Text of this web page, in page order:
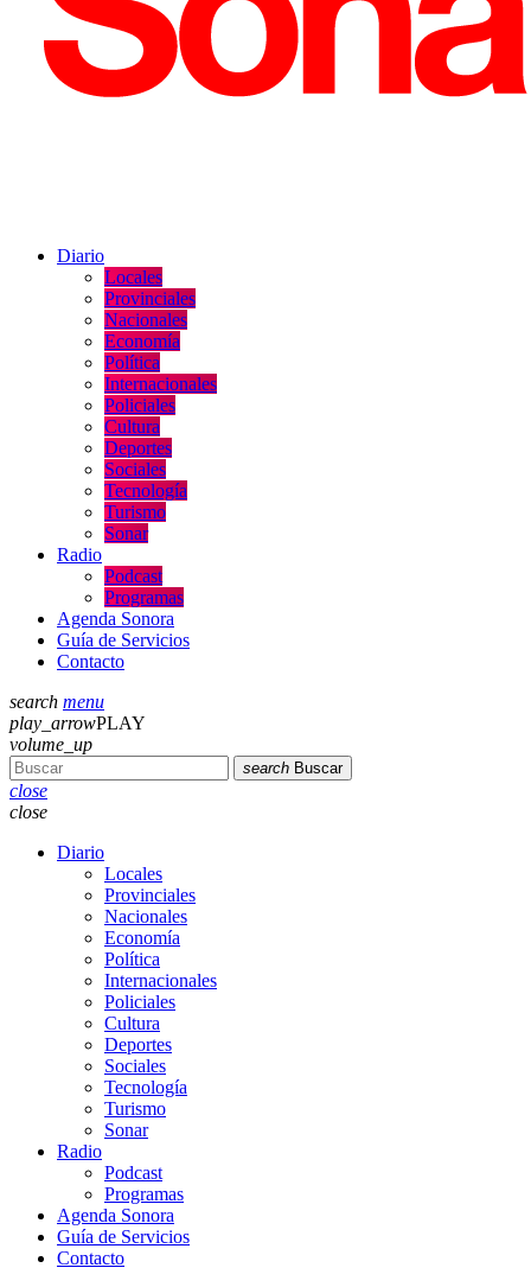
Diario
Locales
Provinciales
Nacionales
Economía
Política
Internacionales
Policiales
Cultura
Deportes
Sociales
Tecnología
Turismo
Sonar
Radio
Podcast
Programas
Agenda Sonora
Guía de Servicios
Contacto
search menu
play_arrowPLAY
volume_up
search Buscar
close
close
Diario
Locales
Provinciales
Nacionales
Economía
Política
Internacionales
Policiales
Cultura
Deportes
Sociales
Tecnología
Turismo
Sonar
Radio
Podcast
Programas
Agenda Sonora
Guía de Servicios
Contacto